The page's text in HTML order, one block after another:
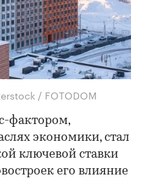
/ FOTODOM
фактором,
экономики, стал
ключевой ставки
его влияние